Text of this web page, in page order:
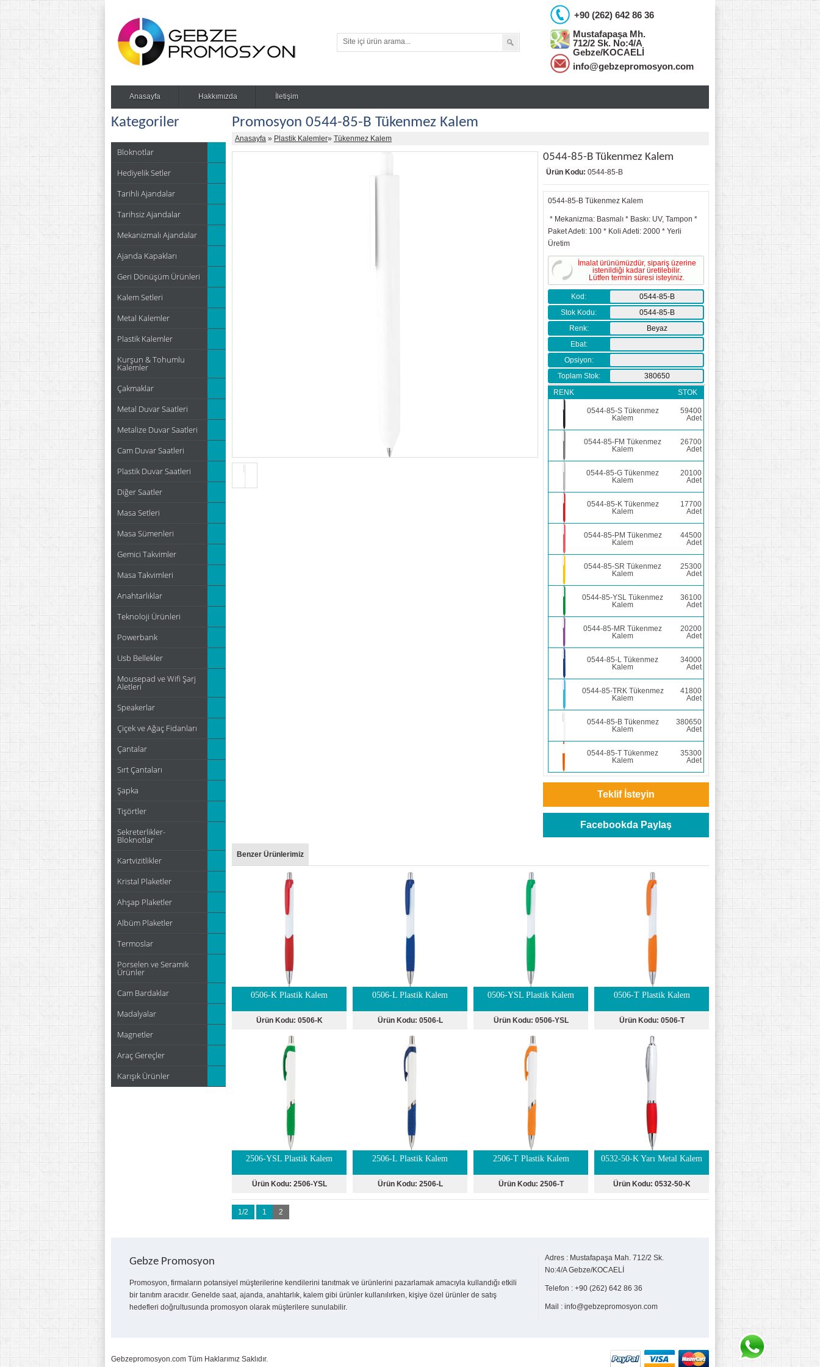
+90 (262) 642 86 36
Mustafapaşa Mh.
712/2 Sk. No:4/A
Gebze/KOCAELİ
info@gebzepromosyon.com
Anasayfa Hakkımızda İletişim
Kategoriler
Bloknotlar
Hediyelik Setler
Tarihli Ajandalar
Tarihsiz Ajandalar
Mekanizmalı Ajandalar
Ajanda Kapakları
Geri Dönüşüm Ürünleri
Kalem Setleri
Metal Kalemler
Plastik Kalemler
Kurşun & Tohumlu
Kalemler
Çakmaklar
Metal Duvar Saatleri
Metalize Duvar Saatleri
Cam Duvar Saatleri
Plastik Duvar Saatleri
Diğer Saatler
Masa Setleri
Masa Sümenleri
Gemici Takvimler
Masa Takvimleri
Anahtarlıklar
Teknoloji Ürünleri
Powerbank
Usb Bellekler
Mousepad ve Wifi Şarj
Aletleri
Speakerlar
Çiçek ve Ağaç Fidanları
Çantalar
Sırt Çantaları
Şapka
Tişörtler
Sekreterlikler-
Bloknotlar
Kartvizitlikler
Kristal Plaketler
Ahşap Plaketler
Albüm Plaketler
Termoslar
Porselen ve Seramik
Ürünler
Cam Bardaklar
Madalyalar
Magnetler
Araç Gereçler
Karışık Ürünler
Promosyon 0544-85-B Tükenmez Kalem
Anasayfa » Plastik Kalemler» Tükenmez Kalem
0544-85-B Tükenmez Kalem
Ürün Kodu: 0544-85-B
0544-85-B Tükenmez Kalem
* Mekanizma: Basmalı * Baskı: UV, Tampon *
Paket Adeti: 100 * Koli Adeti: 2000 * Yerli
Üretim
İmalat ürünümüzdür, sipariş üzerine
istenildiği kadar üretilebilir.
Lütfen termin süresi isteyiniz.
Kod:
0544-85-B
Stok Kodu:
0544-85-B
Renk:
Beyaz
Ebat:
Opsiyon:
Toplam Stok:
380650
RENK
STOK
0544-85-S Tükenmez
Kalem
59400
Adet
0544-85-FM Tükenmez
Kalem
26700
Adet
0544-85-G Tükenmez
Kalem
20100
Adet
0544-85-K Tükenmez
Kalem
17700
Adet
0544-85-PM Tükenmez
Kalem
44500
Adet
0544-85-SR Tükenmez
Kalem
25300
Adet
0544-85-YSL Tükenmez
Kalem
36100
Adet
0544-85-MR Tükenmez
Kalem
20200
Adet
0544-85-L Tükenmez
Kalem
34000
Adet
0544-85-TRK Tükenmez
Kalem
41800
Adet
0544-85-B Tükenmez
Kalem
380650
Adet
0544-85-T Tükenmez
Kalem
35300
Adet
Teklif İsteyin
Facebookda Paylaş
Benzer Ürünlerimiz
0506-K Plastik Kalem
Ürün Kodu: 0506-K
0506-L Plastik Kalem
Ürün Kodu: 0506-L
0506-YSL Plastik Kalem
Ürün Kodu: 0506-YSL
0506-T Plastik Kalem
Ürün Kodu: 0506-T
2506-YSL Plastik Kalem
Ürün Kodu: 2506-YSL
2506-L Plastik Kalem
Ürün Kodu: 2506-L
2506-T Plastik Kalem
Ürün Kodu: 2506-T
0532-50-K Yarı Metal Kalem
Ürün Kodu: 0532-50-K
1/2 1 2
Gebze Promosyon
Promosyon, firmaların potansiyel müşterilerine kendilerini tanıtmak ve ürünlerini pazarlamak amacıyla kullandığı etkili
bir tanıtım aracıdır. Genelde saat, ajanda, anahtarlık, kalem gibi ürünler kullanılırken, kişiye özel ürünler de satış
hedefleri doğrultusunda promosyon olarak müşterilere sunulabilir.
Adres : Mustafapaşa Mah. 712/2 Sk.
No:4/A Gebze/KOCAELİ
Telefon : +90 (262) 642 86 36
Mail : info@gebzepromosyon.com
Gebzepromosyon.com Tüm Haklarımız Saklıdır.